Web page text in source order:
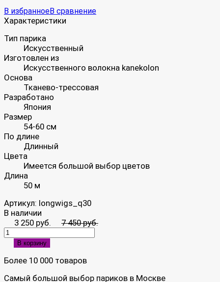
В избранноеВ сравнение
Характеристики
Тип парика
Искусственный
Изготовлен из
Искусственного волокна kanekolon
Основа
Тканево-трессовая
Разработано
Япония
Размер
54-60 см
По длине
Длинный
Цвета
Имеется большой выбор цветов
Длина
50 м
Артикул: longwigs_q30
В наличии
3 250 руб.
7 450 руб.
В корзину
Более 10 000 товаров
Самый большой выбор париков в Москве